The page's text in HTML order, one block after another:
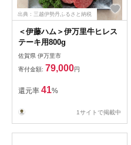
出典：三越伊勢丹ふるさと納税
＜伊藤ハム＞伊万里牛ヒレス
テーキ用800g
佐賀県 伊万里市
寄付金額: 79,000円
還元率 41%
1サイトで掲載中